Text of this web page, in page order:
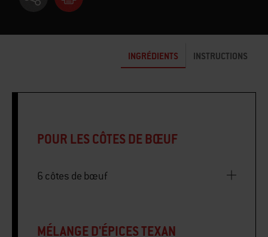
INGRÉDIENTS INSTRUCTIONS
POUR LES CÔTES DE BŒUF
6 côtes de bœuf
MÉLANGE D'ÉPICES TEXAN